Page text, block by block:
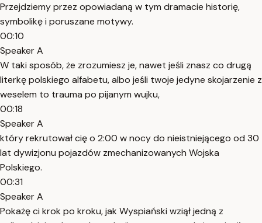
Przejdziemy przez opowiadaną w tym dramacie historię,
symbolikę i poruszane motywy.
00:10
Speaker A
W taki sposób, że zrozumiesz je, nawet jeśli znasz co drugą
literkę polskiego alfabetu, albo jeśli twoje jedyne skojarzenie z
weselem to trauma po pijanym wujku,
00:18
Speaker A
który rekrutował cię o 2:00 w nocy do nieistniejącego od 30
lat dywizjonu pojazdów zmechanizowanych Wojska
Polskiego.
00:31
Speaker A
Pokażę ci krok po kroku, jak Wyspiański wziął jedną z